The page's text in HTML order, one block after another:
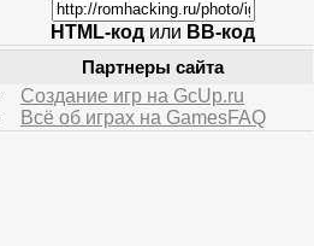
HTML-код или BB-код
Партнеры сайта
Создание игр на GcUp.ru
Всё об играх на GamesFAQ